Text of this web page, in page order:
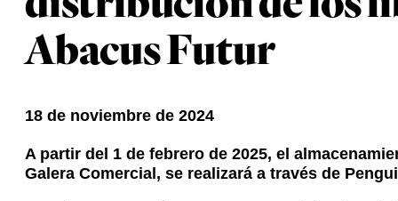
Abacus Futur
18 de noviembre de 2024
A partir del 1 de febrero de 2025, el
Galera Comercial, se realizará a través de